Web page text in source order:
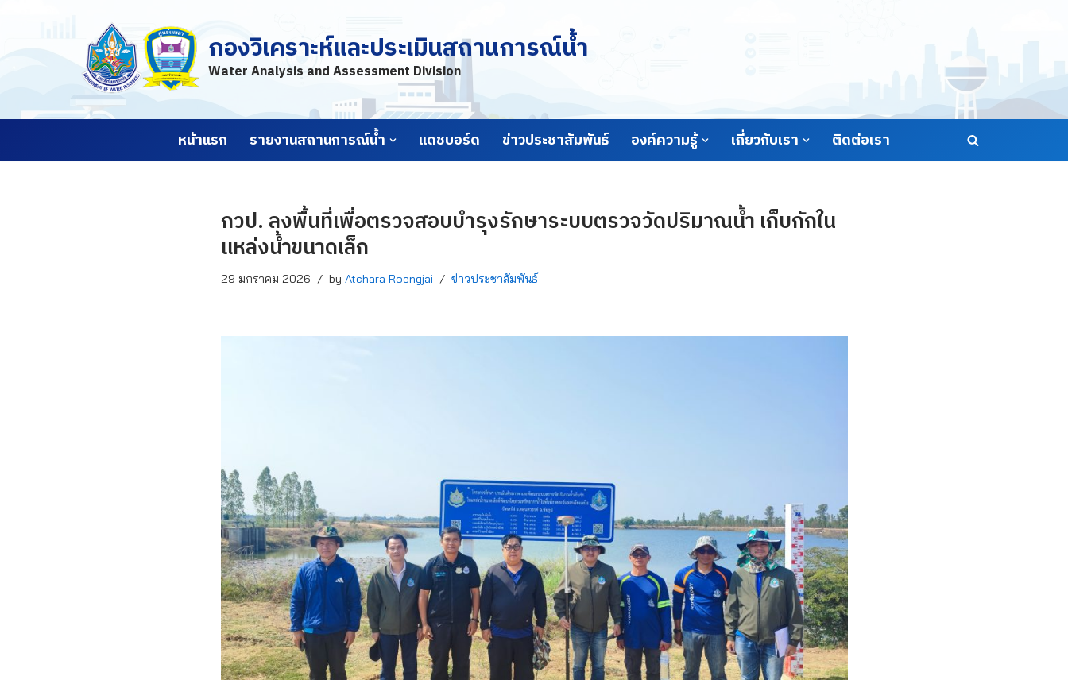
กองวิเคราะห์และประเมินสถานการณ์น้ำ
Water Analysis and Assessment Division
หน้าแรก รายงานสถานการณ์น้ำ แดชบอร์ด ข่าวประชาสัมพันธ์ องค์ความรู้ เกี่ยวกับเรา ติดต่อเรา
กวป. ลงพื้นที่เพื่อตรวจสอบบำรุงรักษาระบบตรวจวัดปริมาณน้ำ เก็บกักใน
แหล่งน้ำขนาดเล็ก
29 มกราคม 2026 by Atchara Roengjai ข่าวประชาสัมพันธ์